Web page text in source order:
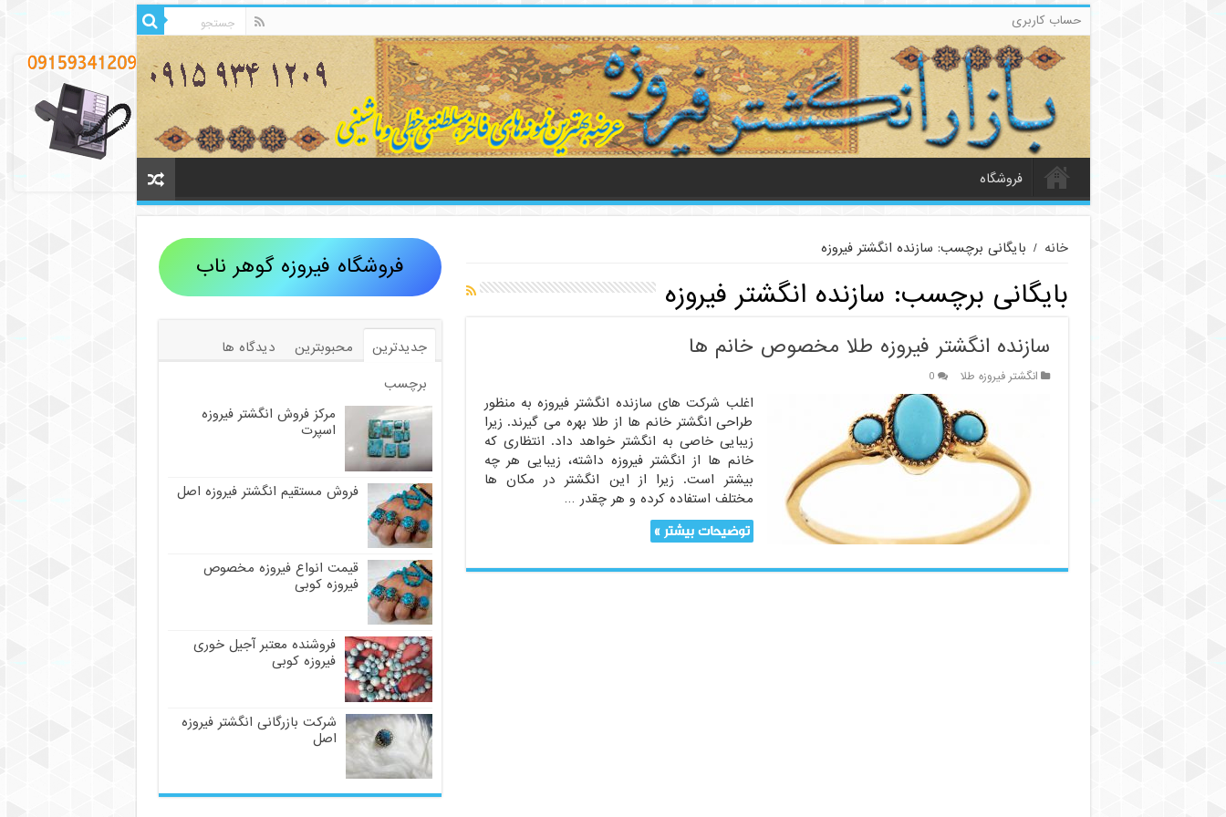
حساب کاربری
فروشگاه
خانه / بایگانی برچسب: سازنده انگشتر فیروزه
بایگانی برچسب: سازنده انگشتر فیروزه
سازنده انگشتر فیروزه طلا مخصوص خانم ها
انگشتر فیروزه طلا 0
اغلب شرکت های سازنده انگشتر فیروزه به منظور
طراحی انگشتر خانم ها از طلا بهره می گیرند. زیرا
زیبایی خاصی به انگشتر خواهد داد. انتظاری که
خانم ها از انگشتر فیروزه داشته، زیبایی هر چه
بیشتر است. زیرا از این انگشتر در مکان ها
مختلف استفاده کرده و هر چقدر …
توضیحات بیشتر »
فروشگاه فیروزه گوهر ناب
جدیدترین محبوبترین
دیدگاه ها
برچسب
مرکز فروش انگشتر فیروزه
اسپرت
فروش مستقیم انگشتر فیروزه اصل
قیمت انواع فیروزه مخصوص
فیروزه کوبی
فروشنده معتبر آجیل خوری
فیروزه کوبی
شرکت بازرگانی انگشتر فیروزه
اصل